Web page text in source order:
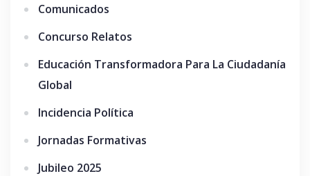
Comunicados
Concurso Relatos
Educación Transformadora Para La Ciudadanía
Global
Incidencia Política
Jornadas Formativas
Jubileo 2025